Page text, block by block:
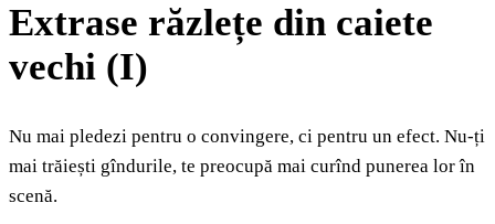
Extrase răzlețe din caiete
vechi (I)
Nu mai pledezi pentru o convingere, ci pentru un efect. Nu-ți
mai trăiești gîndurile, te preocupă mai curînd punerea lor în
scenă.